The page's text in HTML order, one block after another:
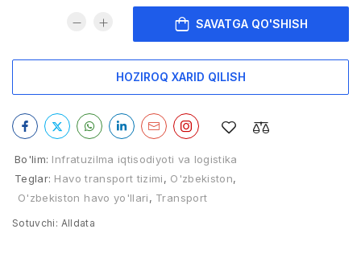
SAVATGA QO'SHISH
HOZIROQ XARID QILISH
Bo'lim: Infratuzilma iqtisodiyoti va logistika
Teglar: Havo transport tizimi, O'zbekiston,
O'zbekiston havo yo'llari, Transport
Sotuvchi: Alldata